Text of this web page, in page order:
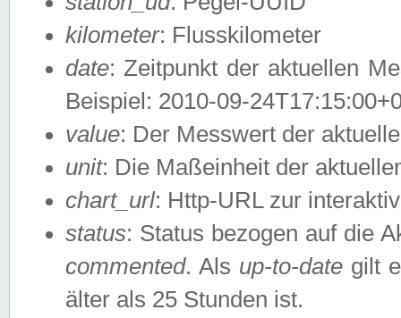
kilometer: Flusskilometer
date: Zeitpunkt der aktuellen
Beispiel: 2010-09-
value: Der Messwert der
unit: Die Maßeinheit der
chart_url: Http-URL zur
status: Status bezogen auf die
commented. Als up-to-date gilt
älter als 25 Stunden ist.